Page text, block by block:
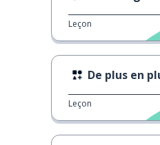
Leçon
De plus en
Leçon